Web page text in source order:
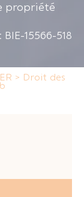
propriété
BIE-15566-518
> Droit des